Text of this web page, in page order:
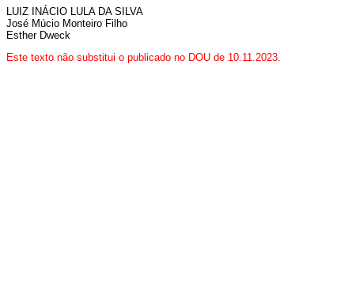
LUIZ INÁCIO LULA DA SILVA
José Múcio Monteiro Filho
Esther Dweck
Este texto não substitui o publicado no DOU de 10.11.2023.